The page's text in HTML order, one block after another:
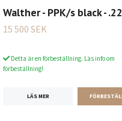
Walther - PPK/s black - .22
15 500 SEK
Detta är en förbeställning. Läs info om
förbeställning!
LÄS MER